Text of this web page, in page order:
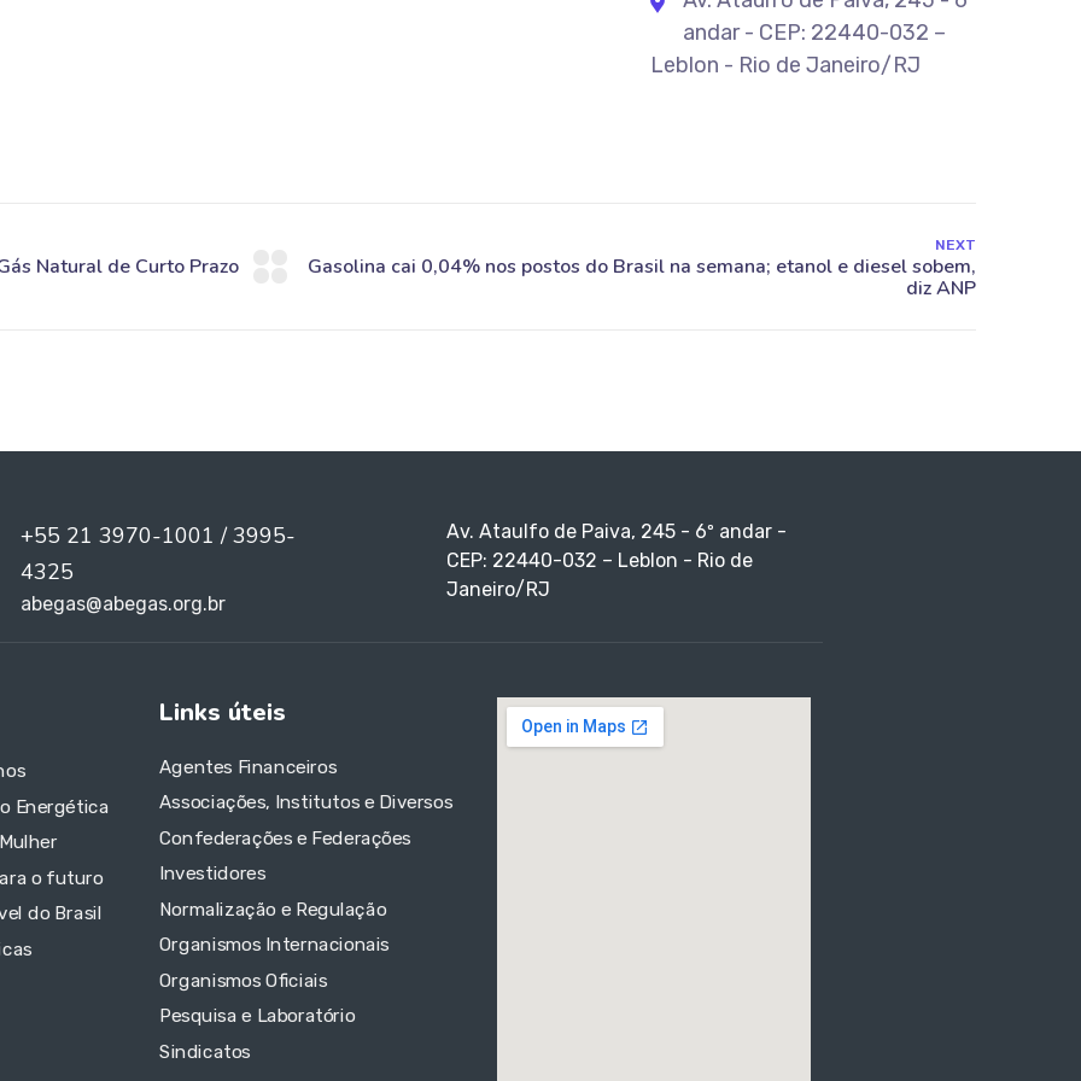
andar - CEP: 22440-032 –
Leblon - Rio de Janeiro/RJ
NEXT
+55 21 3970-1001 / 3995-
4325
abegas@abegas.org.br
Av. Ataulfo de Paiva, 245 - 6º andar -
CEP: 22440-032 – Leblon - Rio de
Janeiro/RJ
Energética
o futuro
do Brasil
Links úteis
Agentes Financeiros
Associações, Institutos e Diversos
Confederações e Federações
Investidores
Normalização e Regulação
Organismos Internacionais
Organismos Oficiais
Pesquisa e Laboratório
Sindicatos